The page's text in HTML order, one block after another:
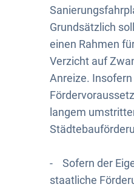
Grundsätzlich
einen Rahmen
Verzicht auf
Anreize.
langem
- Sofern der
staatliche